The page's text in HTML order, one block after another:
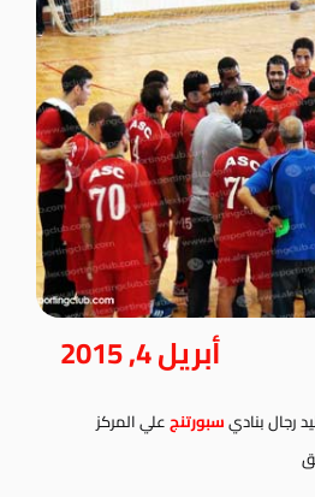
أبريل 4, 2015
رجال بناديسبورتنجعلي المركز